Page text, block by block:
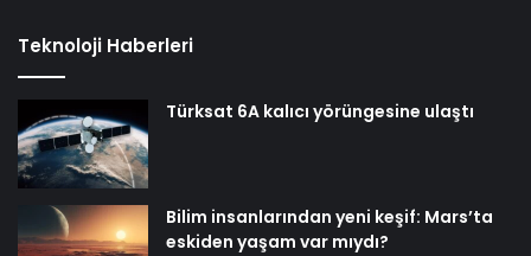
Teknoloji Haberleri
Türksat 6A kalıcı yörüngesine ulaştı
Bilim insanlarından yeni keşif: Mars’ta
eskiden yaşam var mıydı?